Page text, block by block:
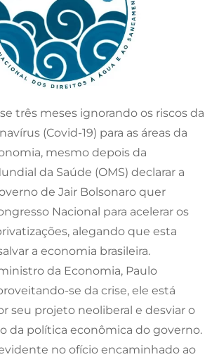
três meses ignorando os riscos da
(Covid-19) para as áreas da
mesmo depois da
da Saúde (OMS) declarar a
de Jair Bolsonaro quer
Nacional para acelerar os
alegando que esta
a economia brasileira.
da Economia, Paulo
se da crise, ele está
seu projeto neoliberal e desviar o
da política econômica do governo.
no ofício encaminhado ao